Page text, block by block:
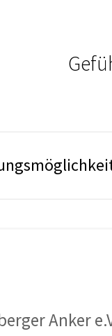
Anker